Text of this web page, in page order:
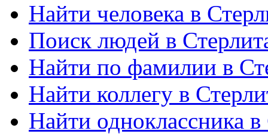
Найти человека в
Поиск людей в
Найти по фамилии в
Найти коллегу в
Найти одноклассника в